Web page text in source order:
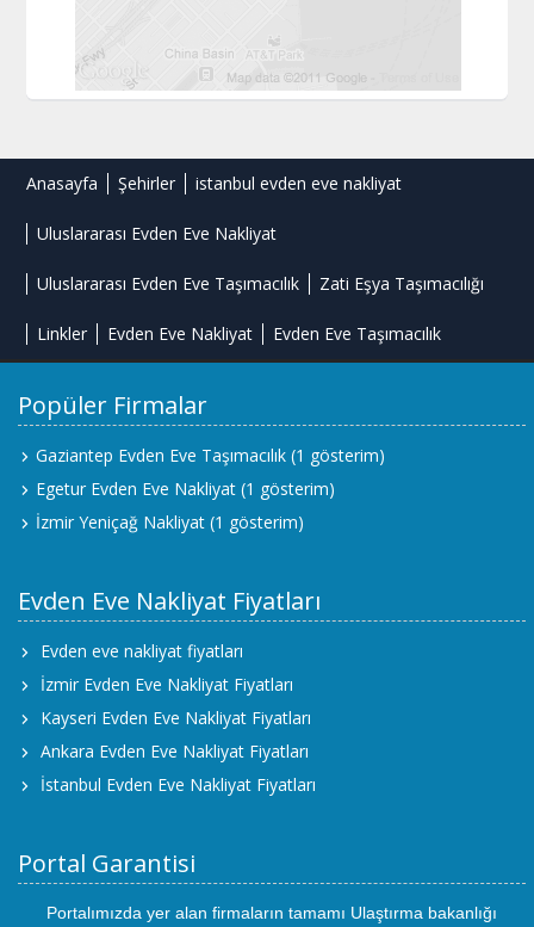
Anasayfa Şehirler istanbul evden eve nakliyat
Uluslararası Evden Eve Nakliyat
Uluslararası Evden Eve Taşımacılık Zati Eşya Taşımacılığı
Linkler Evden Eve Nakliyat Evden Eve Taşımacılık
Popüler Firmalar
Gaziantep Evden Eve Taşımacılık (1 gösterim)
Egetur Evden Eve Nakliyat (1 gösterim)
İzmir Yeniçağ Nakliyat (1 gösterim)
Evden Eve Nakliyat Fiyatları
Evden eve nakliyat fiyatları
İzmir Evden Eve Nakliyat Fiyatları
Kayseri Evden Eve Nakliyat Fiyatları
Ankara Evden Eve Nakliyat Fiyatları
İstanbul Evden Eve Nakliyat Fiyatları
Portal Garantisi
Portalımızda yer alan firmaların tamamı Ulaştırma bakanlığı